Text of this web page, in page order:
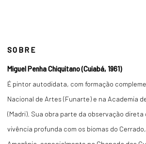
SOBRE
Miguel Penha Chiquitano (Cuiabá, 1961)
É pintor autodidata, com formação
Nacional de Artes (Funarte) e na Academia
(Madri). Sua obra parte da observação direta
vivência profunda com os biomas do